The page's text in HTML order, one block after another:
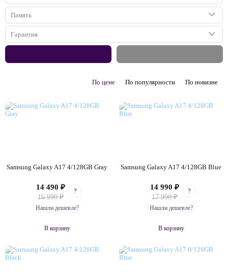
Android
Контакты
+7 (906) 630-10-91
Серый
Черный
8 ГБ
6 ГБ
4 ГБ
Память
128 ГБ
256 ГБ
Гарантия
По цене По популярности По новизне
Samsung Galaxy A17 4/128GB Gray
14 490 ₽
16 990 ₽
?
Нашли дешевле?
В корзину
Samsung Galaxy A17 4/128GB Blue
14 990 ₽
17 990 ₽
?
Нашли дешевле?
В корзину